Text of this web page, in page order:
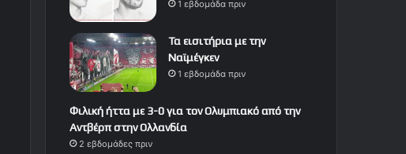
1 εβδομάδα πριν
Τα εισιτήρια με την
Ναϊμέγκεν
1 εβδομάδα πριν
Φιλική ήττα με 3-0 για τον Ολυμπιακό από την
Αντβέρπ στην Ολλανδία
2 εβδομάδες πριν